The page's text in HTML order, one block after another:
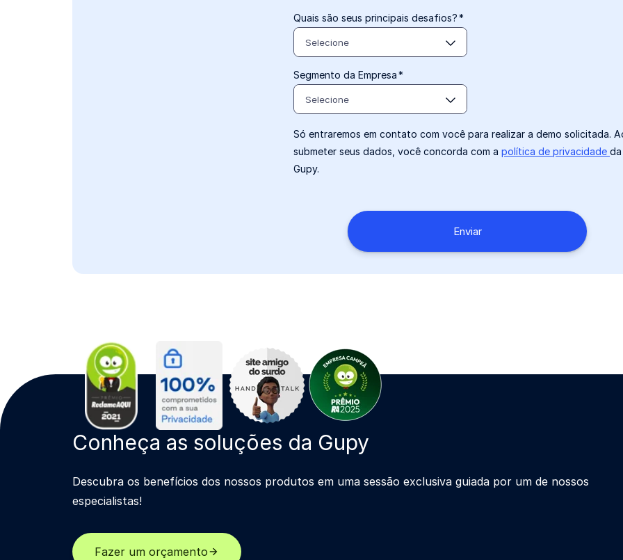
Quais são seus principais desafios?*
Selecione
Segmento da Empresa*
Selecione
Só entraremos em contato com você para realizar a demo solicitada.
submeter seus dados, você concorda com a política de privacidade da
Gupy.
Conheça as soluções da Gupy
Descubra os benefícios dos nossos produtos em uma sessão exclusiva guiada por um de nossos
especialistas!
Fazer um orçamento